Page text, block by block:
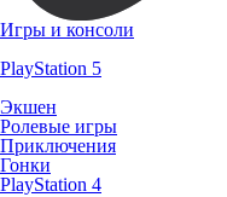
Игры и консоли
PlayStation 5
Экшен
Ролевые игры
Приключения
Гонки
PlayStation 4